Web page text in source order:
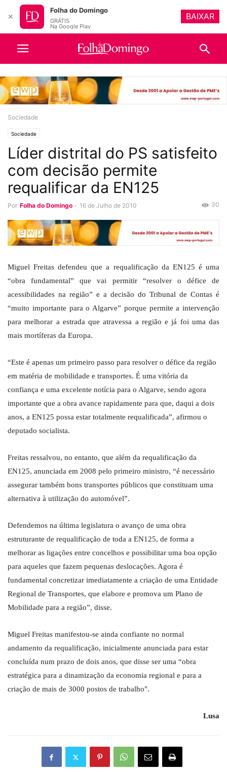
Sociedade
Sociedade
Líder distrital do PS satisfeito
com decisão permite
requalificar da EN125
Por Folha do Domingo - 16 de Julho de 2010 30
Miguel Freitas defendeu que a requalificação da EN125 é uma
“obra fundamental” que vai permitir “resolver o défice de
acessibilidades na região” e a decisão do Tribunal de Contas é
“muito importante para o Algarve” porque permite a intervenção
para melhorar a estrada que atravessa a região e já foi uma das
mais mortíferas da Europa.
“Este é apenas um primeiro passo para resolver o défice da região
em matéria de mobilidade e transportes. É uma vitória da
confiança e uma excelente notícia para o Algarve, sendo agora
importante que a obra avance rapidamente para que, daqui a dois
anos, a EN125 possa estar totalmente requalificada”, afirmou o
deputado socialista.
Freitas ressalvou, no entanto, que além da requalificação da
EN125, anunciada em 2008 pelo primeiro ministro, “é necessário
assegurar também bons transportes públicos que constituam uma
alternativa à utilização do automóvel”.
Defendemos na última legislatura o avanço de uma obra
estruturante de requalificação de toda a EN125, de forma a
melhorar as ligações entre concelhos e possibilitar uma boa opção
para aqueles que fazem pequenas deslocações. Agora é
fundamental concretizar imediatamente a criação de uma Entidade
Regional de Transportes, que elabore e promova um Plano de
Mobilidade para a região”, disse.
Miguel Freitas manifestou-se ainda confiante no normal
andamento da requalificação, inicialmente anunciada para estar
concluída num prazo de dois anos, que disse ser uma “obra
estratégica para a dinamização da economia regional e para a
criação de mais de 3000 postos de trabalho".
Lusa
✕
Folha do Domingo
GRÁTIS
Na Google Play
BAIXAR